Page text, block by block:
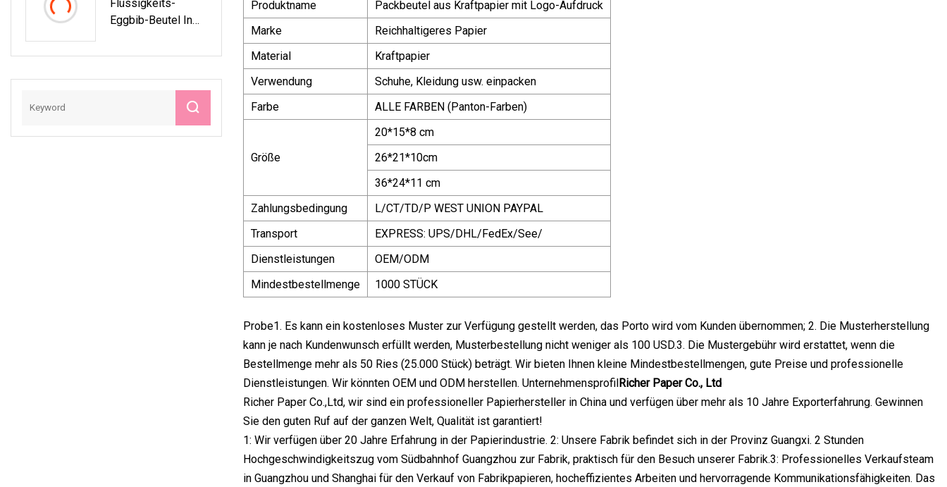
Kraftpapiertüte
Flüssigkeits-
Eggbib-Beutel In
Ausgekleideter
Ventilspender
Produktname
Packbeutel aus Kraftpapier mit Logo-Aufdruck
Marke
Reichhaltigeres Papier
Material
Kraftpapier
Verwendung
Schuhe, Kleidung usw. einpacken
Farbe
ALLE FARBEN (Panton-Farben)
Größe
20*15*8 cm
26*21*10cm
36*24*11 cm
Zahlungsbedingung
L/CT/TD/P WEST UNION PAYPAL
Transport
EXPRESS: UPS/DHL/FedEx/See/
Dienstleistungen
OEM/ODM
Mindestbestellmenge
1000 STÜCK
Probe1. Es kann ein kostenloses Muster zur Verfügung gestellt werden, das Porto wird vom Kunden übernommen; 2. Die Musterherstellung
kann je nach Kundenwunsch erfüllt werden, Musterbestellung nicht weniger als 100 USD.3. Die Mustergebühr wird erstattet, wenn die
Bestellmenge mehr als 50 Ries (25.000 Stück) beträgt. Wir bieten Ihnen kleine Mindestbestellmengen, gute Preise und professionelle
Dienstleistungen. Wir könnten OEM und ODM herstellen. UnternehmensprofilRicher Paper Co., Ltd
Richer Paper Co.,Ltd, wir sind ein professioneller Papierhersteller in China und verfügen über mehr als 10 Jahre Exporterfahrung. Gewinnen
Sie den guten Ruf auf der ganzen Welt, Qualität ist garantiert!
1: Wir verfügen über 20 Jahre Erfahrung in der Papierindustrie. 2: Unsere Fabrik befindet sich in der Provinz Guangxi. 2 Stunden
Hochgeschwindigkeitszug vom Südbahnhof Guangzhou zur Fabrik, praktisch für den Besuch unserer Fabrik.3: Professionelles Verkaufsteam
in Guangzhou und Shanghai für den Verkauf von Fabrikpapieren, hocheffizientes Arbeiten und hervorragende Kommunikationsfähigkeiten. Das